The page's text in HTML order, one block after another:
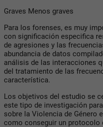
Graves Menos graves
Para los forenses, es muy
con significación especifica
de agresiones y las
abundancia de datos
análisis de las interacciones
del tratamiento de las
característica.
Los objetivos del estudio se
este tipo de investigación
sobre la Violencia de Género
como conseguir un protocolo